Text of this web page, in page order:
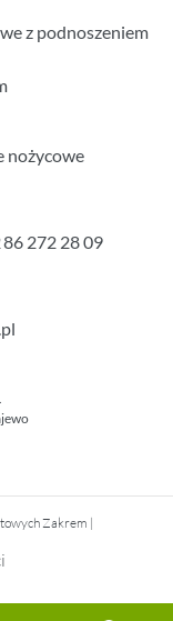
z podnoszeniem
nożycowe
86 272 28 09
Zakrem |